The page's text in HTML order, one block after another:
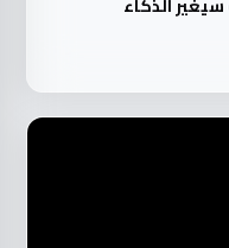
الذكاء